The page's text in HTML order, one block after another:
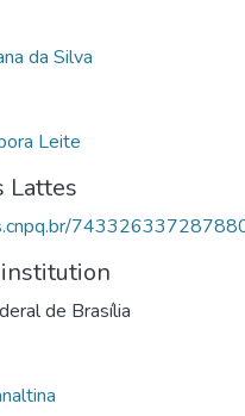
da Silva
Leite
Lattes
de Brasília